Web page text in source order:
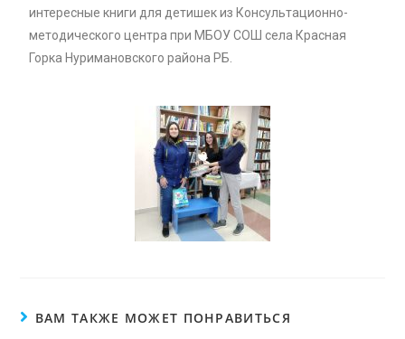
интересные книги для детишек из Консультационно-
методического центра при МБОУ СОШ села Красная
Горка Нуримановского района РБ.
ВАМ ТАКЖЕ МОЖЕТ ПОНРАВИТЬСЯ